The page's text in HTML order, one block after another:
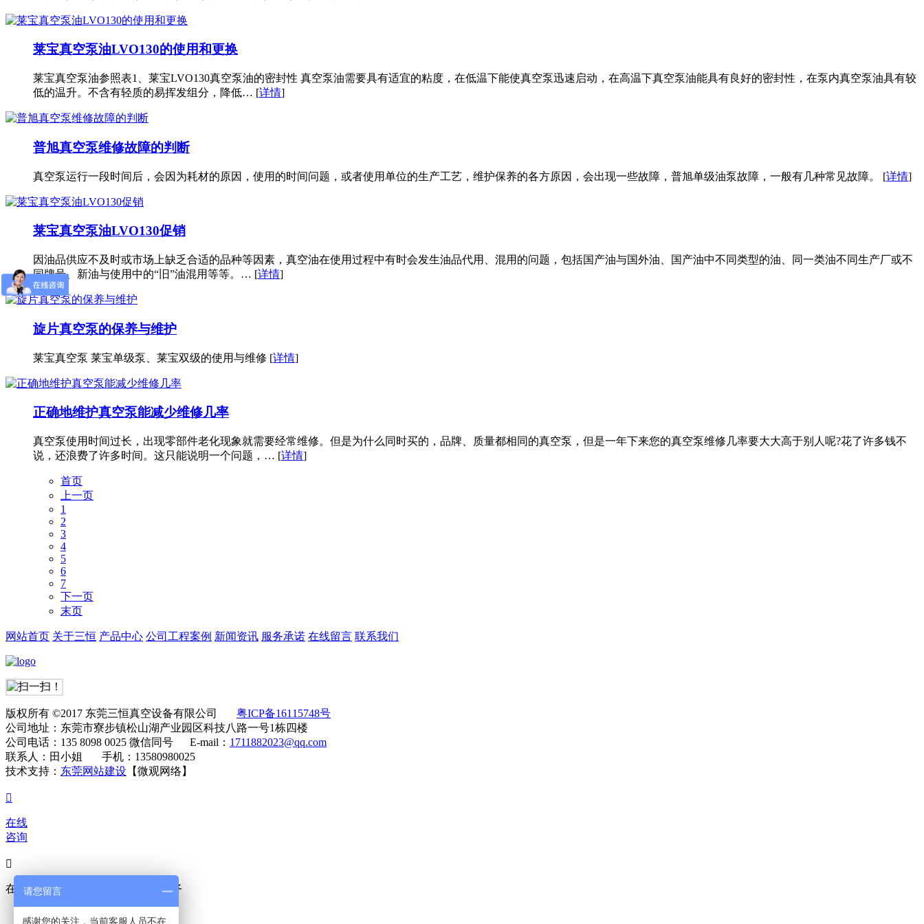
莱宝真空泵油LVO130的使用和更换
莱宝真空泵油参照表1、莱宝LVO130真空泵油的密封性 真空泵油需要具有适宜的粘度，在低温下能使真空泵迅速启动，在高温下真空泵油能具有良好的密封性，在泵内真空泵油具有较
低的温升。不含有轻质的易挥发组分，降低… [详情]
普旭真空泵维修故障的判断
真空泵运行一段时间后，会因为耗材的原因，使用的时间问题，或者使用单位的生产工艺，维护保养的各方原因，会出现一些故障，普旭单级油泵故障，一般有几种常见故障。 [详情]
莱宝真空泵油LVO130促销
因油品供应不及时或市场上缺乏合适的品种等因素，真空油在使用过程中有时会发生油品代用、混用的问题，包括国产油与国外油、国产油中不同类型的油、同一类油不同生产厂或不
同牌号、新油与使用中的“旧”油混用等等。… [详情]
旋片真空泵的保养与维护
莱宝真空泵 莱宝单级泵、莱宝双级的使用与维修 [详情]
正确地维护真空泵能减少维修几率
真空泵使用时间过长，出现零部件老化现象就需要经常维修。但是为什么同时买的，品牌、质量都相同的真空泵，但是一年下来您的真空泵维修几率要大大高于别人呢?花了许多钱不
说，还浪费了许多时间。这只能说明一个问题，… [详情]
首页
上一页
1
2
3
4
5
6
7
下一页
末页
网站首页 关于三恒 产品中心 公司工程案例 新闻资讯 服务承诺 在线留言 联系我们
版权所有 ©2017 东莞三恒真空设备有限公司 粤ICP备16115748号
公司地址：东莞市寮步镇松山湖产业园区科技八路一号1栋四楼
公司电话：135 8098 0025 微信同号 E-mail： 1711882023@qq.com
联系人：田小姐 手机：13580980025
技术支持： 东莞网站建设 【微观网络】

在线
咨询

在线咨询真诚为您提供专业解答服务
售前咨询
请您留言
感谢您的关注，当前客服人员不在